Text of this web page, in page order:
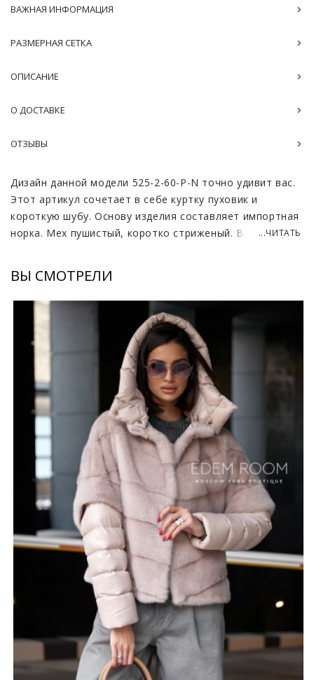
ВАЖНАЯ ИНФОРМАЦИЯ
РАЗМЕРНАЯ СЕТКА
ОПИСАНИЕ
О ДОСТАВКЕ
ОТЗЫВЫ
Дизайн данной модели 525-2-60-P-N точно удивит вас.
Этот артикул сочетает в себе куртку пуховик и
короткую шубу. Основу изделия составляет импортная
норка. Мех пушистый, коротко стриженый. Видно, что
пудра, также можно заказать артикул в оттенке,
ваниль, голубой, серый, оранж, графит и чёрный.
Каждый вариант по-своему красив.
Три четверти рукав продолжается в совершенно иной
ткани. Капюшон и часть рукава – это пуховик,
утепленный гусиным пух-пакетом. Данные детали
съемные, что позволяет при желании превратить
куртку в короткую шубку. Если же на улице стало
холоднее, то можно носить пуховик так как показано
на фотографиях. Таким образом, приобретая данную
модель вы получаете две вещи по цене одной.
*описание несет информационный характер, состав и
правила ухода могут быть изменены производителем
...ЧИТАТЬ
ВЫ СМОТРЕЛИ